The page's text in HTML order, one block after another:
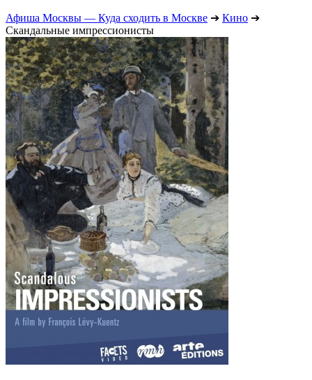
Афиша Москвы — Куда сходить в Москве ➔ Кино ➔
Скандальные импрессионисты